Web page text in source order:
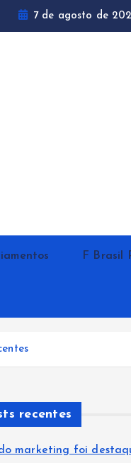
7 de agosto de
F Brasil
recentes
marketing foi